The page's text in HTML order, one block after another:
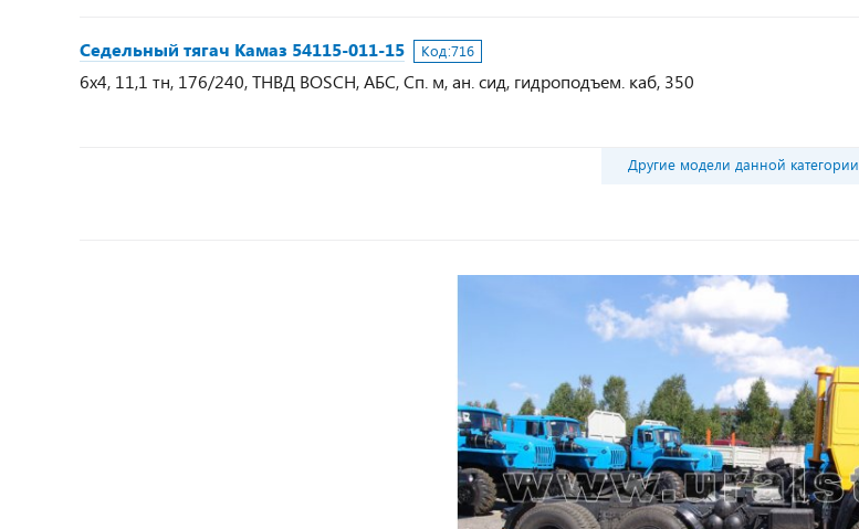
Седельный тягач Камаз 54115-011-15 Код:716
6х4, 11,1 тн, 176/240, ТНВД BOSCH, АБС, Сп. м, ан. сид, гидроподъем. каб, 350
Другие модели данной категории